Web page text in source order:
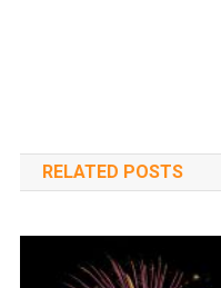
RELATED POSTS